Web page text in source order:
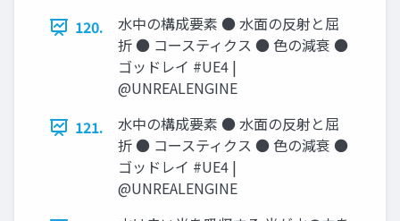
120.
水中の構成要素 ● 水面の反射と屈
折 ● コースティクス ● 色の減衰 ●
ゴッドレイ #UE4 |
@UNREALENGINE
121.
水中の構成要素 ● 水面の反射と屈
折 ● コースティクス ● 色の減衰 ●
ゴッドレイ #UE4 |
@UNREALENGINE